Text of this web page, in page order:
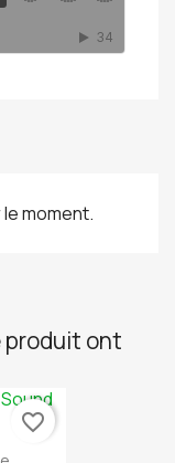
moment.
produit ont
favorite_border